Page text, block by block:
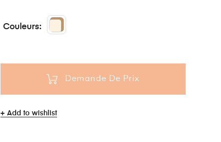
Couleurs
Demande De Prix
Add to wishlist